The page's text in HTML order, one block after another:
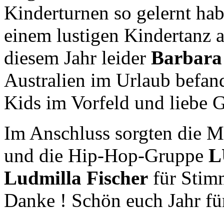
Kinderturnen so gelernt
einem lustigen Kindertanz
diesem Jahr leider
Australien im Urlaub
Kids im Vorfeld und liebe
Im Anschluss sorgten die
und die Hip-Hop-Gruppe
Ludmilla Fischer für
Danke ! Schön euch Jahr